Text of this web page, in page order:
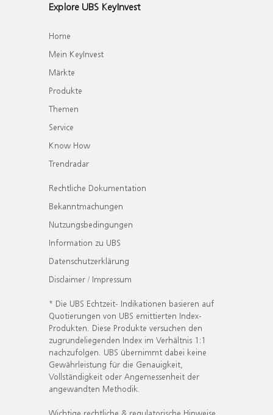
Explore UBS KeyInvest
Home
Mein KeyInvest
Märkte
Produkte
Themen
Service
Know How
Trendradar
Rechtliche Dokumentation
Bekanntmachungen
Nutzungsbedingungen
Information zu UBS
Datenschutzerklärung
Disclaimer / Impressum
* Die UBS Echtzeit- Indikationen basieren auf
Quotierungen von UBS emittierten Index-
Produkten. Diese Produkte versuchen den
zugrundeliegenden Index im Verhältnis 1:1
nachzufolgen. UBS übernimmt dabei keine
Gewährleistung für die Genauigkeit,
Vollständigkeit oder Angemessenheit der
angewandten Methodik.